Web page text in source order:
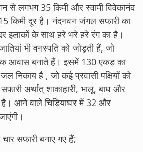
से लगभग 35 किमी और स्वामी विवेकानंद
किमी दूर है। नंदनवन जंगल सफारी का
इलाकों के साथ हरे भरे हरे रंग का है।
भी वनस्पति को जोड़ती हैं, जो
आवास बनाते हैं। इसमें 130 एकड़ का
निकाय है , जो कई प्रवासी पक्षियों को
अर्थात् शाकाहारी, भालू, बाघ और
है। आने वाले चिड़ियाघर में 32 और
सफारी बनाए गए हैं;